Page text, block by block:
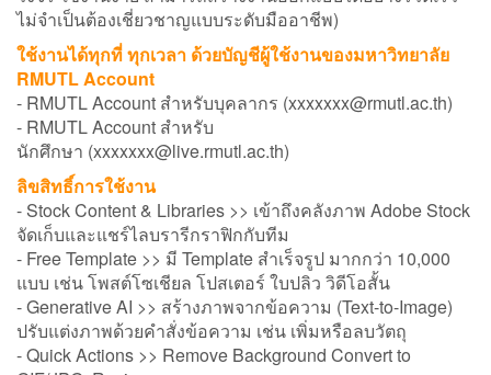
ไม่จำเป็นต้องเชี่ยวชาญแบบระดับมืออาชีพ)
ใช้งานได้ทุกที่ ทุกเวลา ด้วยบัญชีผู้ใช้งานของมหาวิทยาลัย
RMUTL Account
- RMUTL Account สำหรับบุคลากร (xxxxxxx@rmutl.ac.th)
- RMUTL Account สำหรับ
นักศึกษา (xxxxxxx@live.rmutl.ac.th)
ลิขสิทธิ์การใช้งาน
- Stock Content & Libraries >> เข้าถึงคลังภาพ Adobe Stock
จัดเก็บและแชร์ไลบรารีกราฟิกกับทีม
- Free Template >> มี Template สำเร็จรูป มากกว่า 10,000
แบบ เช่น โพสต์โซเชียล โปสเตอร์ ใบปลิว วิดีโอสั้น
- Generative AI >> สร้างภาพจากข้อความ (Text-to-Image)
ปรับแต่งภาพด้วยคำสั่งข้อความ เช่น เพิ่มหรือลบวัตถุ
- Quick Actions >> Remove Background Convert to